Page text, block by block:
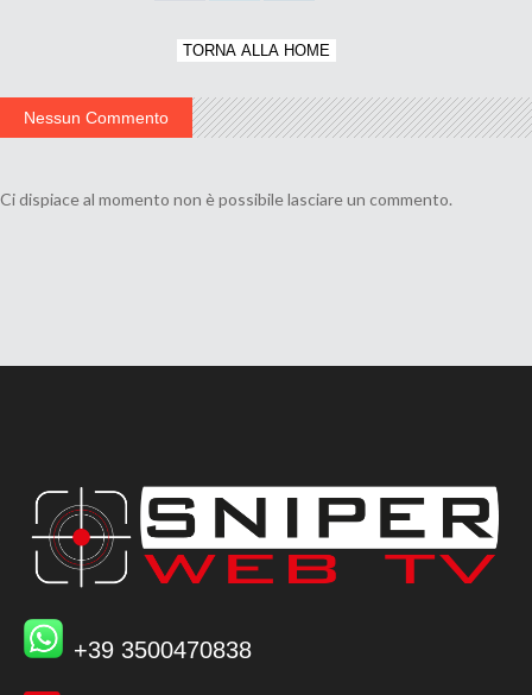
TORNA ALLA HOME
Nessun Commento
Ci dispiace al momento non è possibile lasciare un commento.
+39 3500470838